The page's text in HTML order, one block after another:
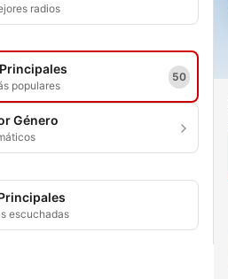
radios
populares
50
Género
escuchadas